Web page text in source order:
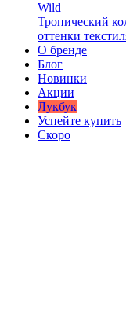
Wild
Тропический
оттенки
О бренде
Блог
Новинки
Акции
Лукбук
Успейте купить
Скоро